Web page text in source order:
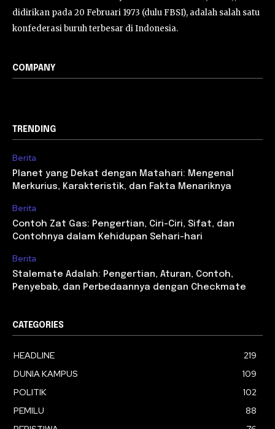
didirikan pada 20 Februari 1973 (dulu FBSI), adalah salah satu
konfederasi buruh terbesar di Indonesia.
COMPANY
TRENDING
Berita
Planet yang Dekat dengan Matahari: Mengenal
Merkurius, Karakteristik, dan Fakta Menariknya
Berita
Contoh Zat Gas: Pengertian, Ciri-Ciri, Sifat, dan
Contohnya dalam Kehidupan Sehari-hari
Berita
Stalemate Adalah: Pengertian, Aturan, Contoh,
Penyebab, dan Perbedaannya dengan Checkmate
CATEGORIES
HEADLINE
219
DUNIA KAMPUS
109
POLITIK
102
PEMILU
88